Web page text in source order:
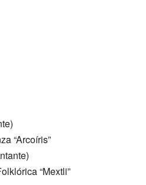
“Arcoíris”
“Mextli”